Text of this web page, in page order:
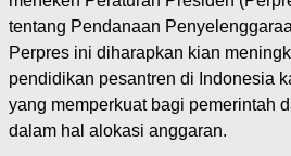
tentang Pendanaan
Perpres ini diharapkan kian
pendidikan pesantren di Indonesia
yang memperkuat bagi pemerintah
dalam hal alokasi anggaran.